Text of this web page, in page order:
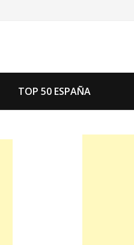
TOP 50 ESPAÑA